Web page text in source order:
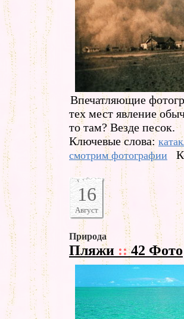
Впечатляющие
тех мест явление
то там? Везде песок.
Ключевые слова:
смотрим фотографии
16
Август
Природа
Пляжи ::42 Фото